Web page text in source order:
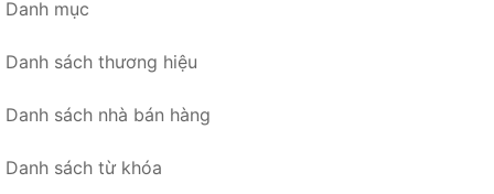
Danh mục
Danh sách thương hiệu
Danh sách nhà bán hàng
Danh sách từ khóa